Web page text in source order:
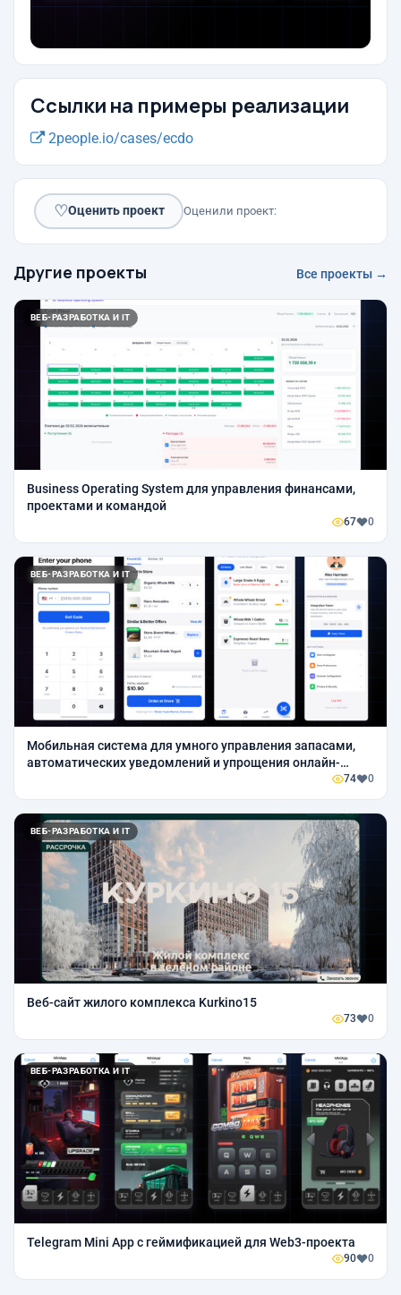
Ссылки на примеры реализации
2people.io/cases/ecdo
♡Оценить проект Оценили проект:
Другие проекты Все проекты →
ВЕБ-РАЗРАБОТКА И IT
Business Operating System для управления финансами,
проектами и командой
67 0
ВЕБ-РАЗРАБОТКА И IT
Мобильная система для умного управления запасами,
автоматических уведомлений и упрощения онлайн-
74 0
ВЕБ-РАЗРАБОТКА И IT
Веб-сайт жилого комплекса Kurkino15
73 0
ВЕБ-РАЗРАБОТКА И IT
Telegram Mini App с геймификацией для Web3-проекта
90 0